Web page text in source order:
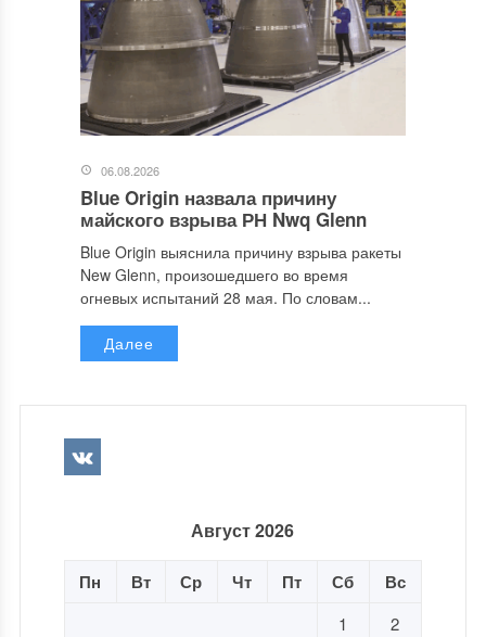
06.08.2026
Blue Origin назвала причину
майского взрыва РН Nwq Glenn
Blue Origin выяснила причину взрыва ракеты
New Glenn, произошедшего во время
огневых испытаний 28 мая. По словам...
Далее
Август 2026
Пн Вт Ср Чт Пт Сб Вс
1
2